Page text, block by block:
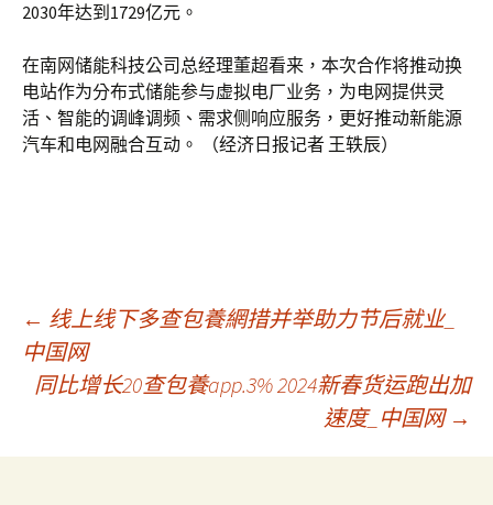
2030年达到1729亿元。
在南网储能科技公司总经理董超看来，本次合作将推动换
电站作为分布式储能参与虚拟电厂业务，为电网提供灵
活、智能的调峰调频、需求侧响应服务，更好推动新能源
汽车和电网融合互动。 （经济日报记者 王轶辰）
文
章
導
← 线上线下多查包養網措并举助力节后就业_
中国网
同比增长20查包養app.3% 2024新春货运跑出加
速度_中国网 →